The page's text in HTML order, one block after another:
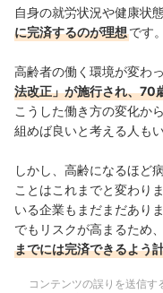
自身の就労状況や健康状
に完済するのが理想です。
高齢者の働く環境が変わっ
法改正」が施行され、70
こうした働き方の変化か
組めば良いと考える人も
しかし、高齢になるほど
ことはこれまでと変わり
いる企業もまだまだあり
でもリスクが高まるため、
までには完済できるよう
コンテンツの誤りを送信す